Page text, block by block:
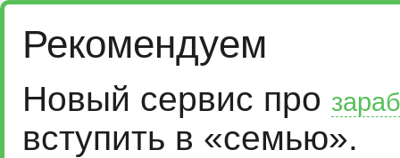
Рекомендуем
Новый сервис про
вступить в «семью».